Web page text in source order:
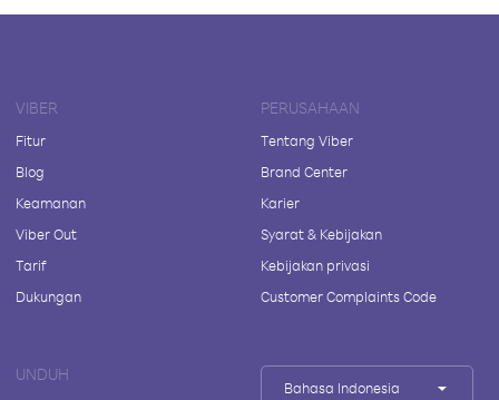
VIBER
Fitur
Blog
Keamanan
Viber Out
Tarif
Dukungan
PERUSAHAAN
Tentang Viber
Brand Center
Karier
Syarat & Kebijakan
Kebijakan privasi
Customer Complaints Code
UNDUH
Bahasa Indonesia